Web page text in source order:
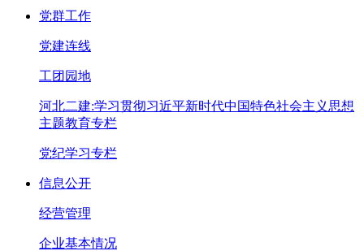
党群工作
党建连线
工团园地
河北二建:学习贯彻习近平新时代中国特色社会主义思想
主题教育专栏
党纪学习专栏
信息公开
经营管理
企业基本情况